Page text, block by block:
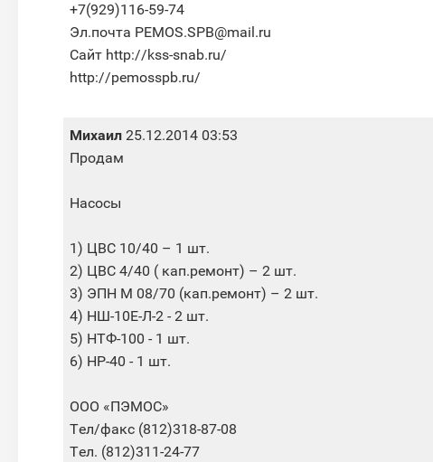
+7(929)116-59-74
Эл.почта PEMOS.SPB@mail.ru
Сайт http://kss-snab.ru/
http://pemosspb.ru/
Михаил 25.12.2014 03:53
Продам
Насосы
1) ЦВС 10/40 – 1 шт.
2) ЦВС 4/40 ( кап.ремонт) – 2 шт.
3) ЭПН М 08/70 (кап.ремонт) – 2 шт.
4) НШ-10Е-Л-2 - 2 шт.
5) НТФ-100 - 1 шт.
6) НР-40 - 1 шт.
ООО «ПЭМОС»
Тел/факс (812)318-87-08
Тел. (812)311-24-77